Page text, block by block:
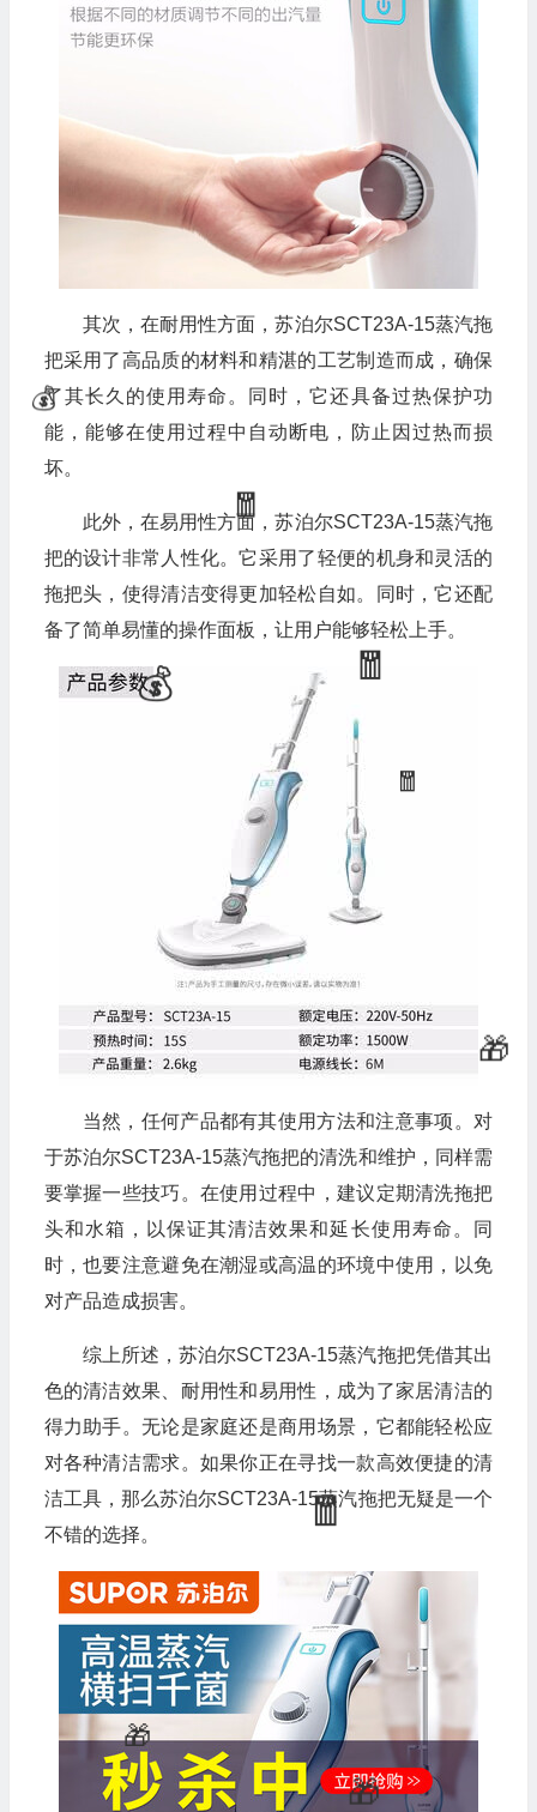
其次，在耐用性方面，苏泊尔SCT23A-15蒸汽拖
把采用了高品质的材料和精湛的工艺制造而成，确保
了其长久的使用寿命。同时，它还具备过热保护功
能，能够在使用过程中自动断电，防止因过热而损
坏。
此外，在易用性方面，苏泊尔SCT23A-15蒸汽拖
把的设计非常人性化。它采用了轻便的机身和灵活的
拖把头，使得清洁变得更加轻松自如。同时，它还配
备了简单易懂的操作面板，让用户能够轻松上手。
当然，任何产品都有其使用方法和注意事项。对
于苏泊尔SCT23A-15蒸汽拖把的清洗和维护，同样需
要掌握一些技巧。在使用过程中，建议定期清洗拖把
头和水箱，以保证其清洁效果和延长使用寿命。同
时，也要注意避免在潮湿或高温的环境中使用，以免
对产品造成损害。
综上所述，苏泊尔SCT23A-15蒸汽拖把凭借其出
色的清洁效果、耐用性和易用性，成为了家居清洁的
得力助手。无论是家庭还是商用场景，它都能轻松应
对各种清洁需求。如果你正在寻找一款高效便捷的清
洁工具，那么苏泊尔SCT23A-15蒸汽拖把无疑是一个
不错的选择。